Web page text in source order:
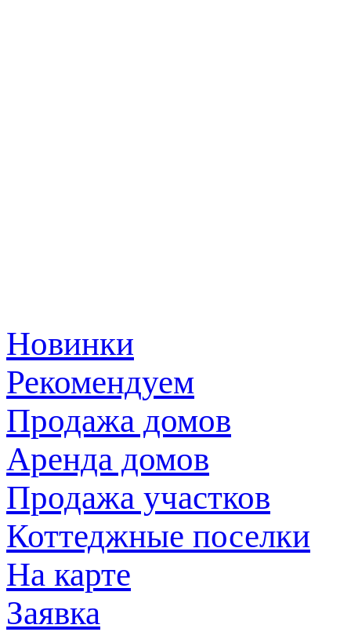
Новинки
Рекомендуем
Продажа домов
Аренда домов
Продажа участков
Коттеджные поселки
На карте
Заявка